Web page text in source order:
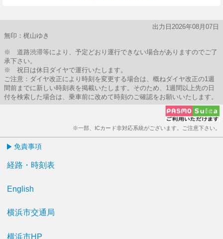
出力日2026年08月07日
無印：梶山ゆき
※ 道路渋滞等により、予定どおり運行できない場合がありますのでご了
承下さい。
※ 祝日は休日ダイヤで運行いたします。
ご注意：ダイヤ改正により時刻を変更する場合は、概ねダイヤ改正の1週
間前までに新しい時刻表を掲載いたします。そのため、1週間以上先の日
付を検索した場合は、乗車前に改めて時刻のご確認をお願いいたします。
※一部、ICカード非対応系統がございます。ご注意下さい。
免責事項
経路・時刻表
English
横浜市交通局
横浜市HP